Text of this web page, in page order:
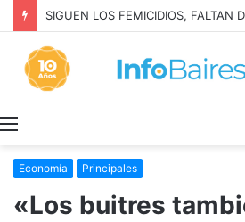
Economía Principales
«Los buitres